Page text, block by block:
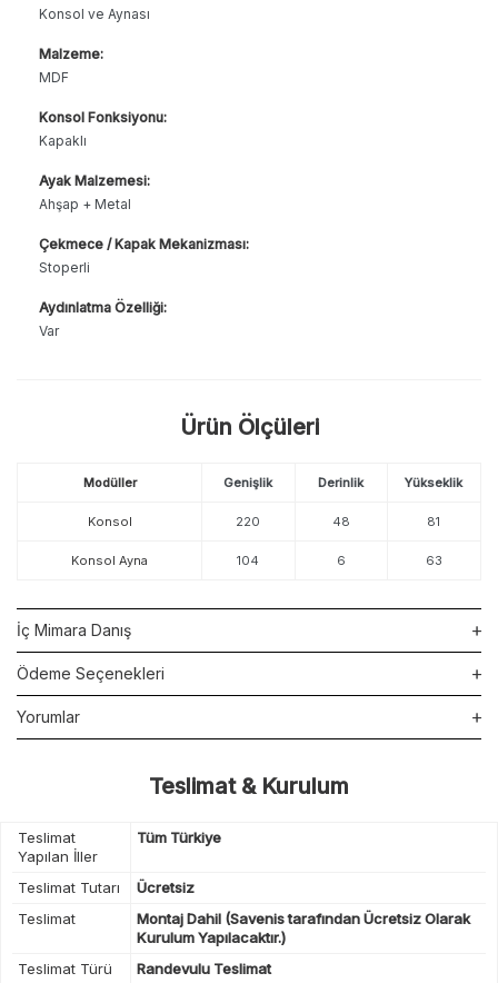
Konsol ve Aynası
Malzeme:
MDF
Konsol Fonksiyonu:
Kapaklı
Ayak Malzemesi:
Ahşap + Metal
Çekmece / Kapak Mekanizması:
Stoperli
Aydınlatma Özelliği:
Var
Ürün Ölçüleri
Modüller Genişlik Derinlik Yükseklik
Konsol 220 48 81
Konsol Ayna 104 6 63
İç Mimara Danış
Ödeme Seçenekleri
Yorumlar
Teslimat & Kurulum
Teslimat
Yapılan İller
Tüm Türkiye
Teslimat Tutarı
Ücretsiz
Teslimat
Montaj Dahil (Savenis tarafından Ücretsiz Olarak
Kurulum Yapılacaktır.)
Teslimat Türü
Randevulu Teslimat